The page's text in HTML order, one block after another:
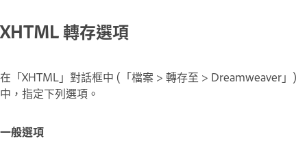
XHTML 轉存選項
在「XHTML」對話框中 (「檔案 > 轉存至 > Dreamweaver」)
中，指定下列選項。
一般選項